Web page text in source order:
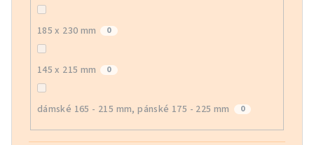
185 x 230 mm 0
145 x 215 mm 0
dámské 165 - 215 mm, pánské 175 - 225 mm 0